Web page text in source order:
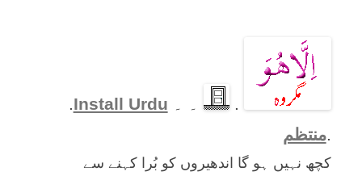
. ۔ ۔ Install Urdu
.
.منتظم
کچھ نہیں ہو گا اندھیروں کو بُرا کہنے سے